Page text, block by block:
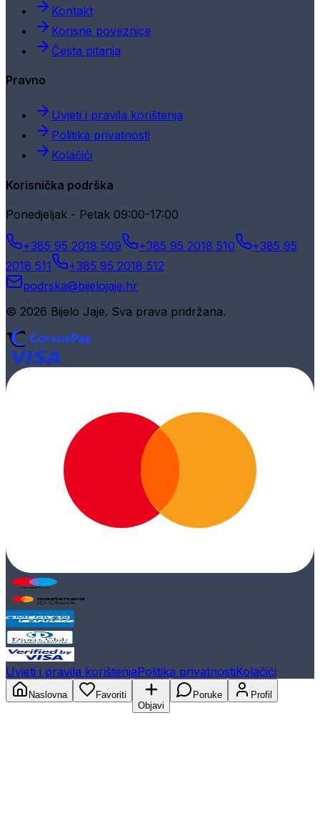
Kontakt
Korisne poveznice
Česta pitanja
Pravno
Uvjeti i pravila korištenja
Politika privatnosti
Kolačići
Korisnička podrška
Ponedjeljak - Petak 09:00-17:00
+385 95 2018 509 +385 95 2018 510
+385 95
2018 511
+385 95 2018 512
podrska@bijelojaje.hr
© 2026 Bijelo Jaje. Sva prava pridržana.
Uvjeti i pravila korištenjaPolitika privatnostiKolačići
Naslovna
Favoriti
Objavi
Poruke Profil